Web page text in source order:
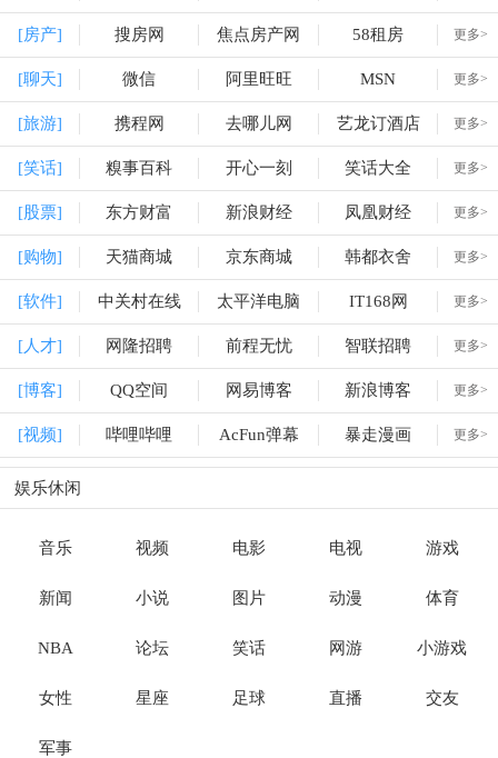
[房产] 搜房网 焦点房产网 58租房 更多>
[聊天] 微信 阿里旺旺 MSN 更多>
[旅游] 携程网 去哪儿网 艺龙订酒店 更多>
[笑话] 糗事百科 开心一刻 笑话大全 更多>
[股票] 东方财富 新浪财经 凤凰财经 更多>
[购物] 天猫商城 京东商城 韩都衣舍 更多>
[软件] 中关村在线 太平洋电脑 IT168网 更多>
[人才] 网隆招聘 前程无忧 智联招聘 更多>
[博客] QQ空间 网易博客 新浪博客 更多>
[视频] 哔哩哔哩 AcFun弹幕 暴走漫画 更多>
娱乐休闲
音乐 视频 电影 电视 游戏
新闻 小说 图片 动漫 体育
NBA 论坛 笑话 网游 小游戏
女性 星座 足球 直播 交友
军事